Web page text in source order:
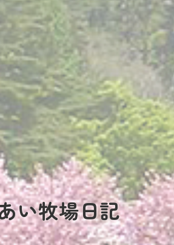
い牧場日記